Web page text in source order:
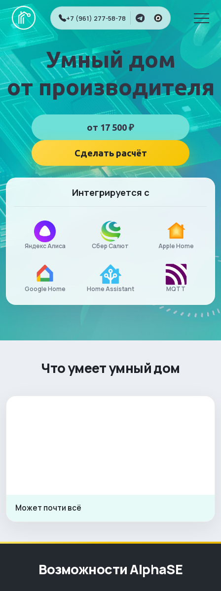
+7 (961) 277-58-78
Умный дом
от производителя
от 17 500 ₽
Сделать расчёт
Интегрируется с
Яндекс Алиса Сбер Салют Apple Home
Google Home Home Assistant MQTT
Что умеет умный дом
Может почти всё
Возможности AlphaSE